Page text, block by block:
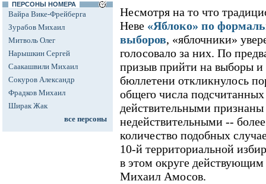
ПЕРСОНЫ НОМЕРА
Вайра Вике-Фрейберга
Зурабов Михаил
Митволь Олег
Нарышкин Сергей
Саакашвили Михаил
Сокуров Александр
Фрадков Михаил
Ширак Жак
все персоны
Несмотря на то что
Неве «Яблоко» по
выборов, «яблочники»
голосовало за них. По
призыв прийти на выборы и
бюллетени откликнулось
общего числа
действительными
недействительными --
количество подобных
10-й территориальной
в этом округе
Михаил Амосов.